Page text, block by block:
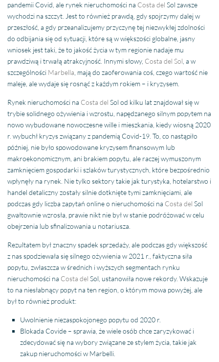
pandemii Covid, ale rynek nieruchomości na Costa del Sol zawsze
wychodzi na szczyt. Jest to również prawdą, gdy spojrzymy dalej w
przeszłość, a gdy przeanalizujemy przyczynę tej niezwykłej zdolności
do odbijania się od sytuacji, które są w większości globalne, jasny
wniosek jest taki, że to jakość życia w tym regionie nadaje mu
prawdziwą i trwałą atrakcyjność. Innymi słowy, Costa del Sol , a w
szczególności Marbella , mają do zaoferowania coś, czego wartość nie
maleje, ale wydaje się rosnąć z każdym rokiem – i kryzysem.
Rynek nieruchomości na Costa del Sol od kilku lat znajdował się w
trybie solidnego ożywienia i wzrostu, napędzanego silnym popytem na
nowo wybudowane nowoczesne wille i mieszkania, kiedy wiosną 2020
r. wybuchł kryzys związany z pandemią Covid-19. To, co nastąpiło
później, nie było spowodowane kryzysem finansowym lub
makroekonomicznym, ani brakiem popytu, ale raczej wymuszonym
zamknięciem gospodarki i szlaków turystycznych, które bezpośrednio
wpłynęły na rynek. Nie tylko sektory takie jak turystyka, hotelarstwo i
handel detaliczny zostały silnie dotknięte tymi zamknięciami, ale
podczas gdy liczba zapytań online o nieruchomości na Costa del Sol
gwałtownie wzrosła, prawie nikt nie był w stanie podróżować w celu
obejrzenia lub sfinalizowania u notariusza.
Rezultatem był znaczny spadek sprzedaży, ale podczas gdy większość
z nas spodziewała się silnego ożywienia w 2021 r., faktyczna siła
popytu, zwłaszcza w średnich i wyższych segmentach rynku
nieruchomości na Costa del Sol, ustanowiła nowe rekordy. Wskazuje
to na niesłabnący popyt na ten region, o którym mowa powyżej, ale
był to również produkt:
Uwolnienie niezaspokojonego popytu od 2020 r.
Blokada Covide – sprawia, że wiele osób chce zaryzykować i
zdecydować się na wybory związane ze stylem życia, takie jak
zakup nieruchomości w Marbelli